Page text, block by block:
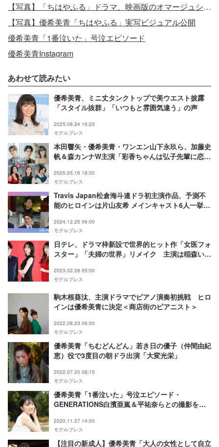
【写真】「ちはやふる」ドラマ、映画版のオマージュシーンが話題
【写真】優希美青「ちはやふる」実写ビジュアル公開
優希美青「1番泣いた」号泣エピソード
優希美青Instagram
あわせて読みたい
優希美青、ミニ丈タンクトップで美ウエスト披露
「スタイル抜群」「いつもと雰囲気違う」の声
2025.08.24 16:23
モデルプレス
本田響矢・優希美青・ワンエン山下永玖ら、加藤史
帆＆森カンナW主演「彩香ちゃんは弘子先輩に恋し
2025.05.16 18:00
モデルプレス
Travis Japan松倉海斗連ドラ初主演作品、予測不
能のヒロインは片山友希 メインキャスト6人一挙解
2024.12.25 06:00
モデルプレス
日テレ、ドラマ枠新設で世界的ヒット作「女医フォ
スター」「夫婦の世界」リメイク 主演は稲森いず
2023.02.28 05:00
モデルプレス
駒木根葵汰、主演ドラマでピアノ演奏初挑戦 ヒロ
インは優希美青に決定＜商店街のピアニスト＞
2022.08.23 06:00
モデルプレス
優希美青「ちむどんどん」若き日の優子（仲間由紀
恵）役で3度目の朝ドラ出演「大変光栄」
2022.07.20 08:15
モデルプレス
優希美青「1番泣いた」号泣エピソード・
GENERATIONS白濱亜嵐＆平祐奈らとの撮影を振
2020.11.27 14:00
モデルプレス
【注目の新成人】優希美青「大人の女性として自立